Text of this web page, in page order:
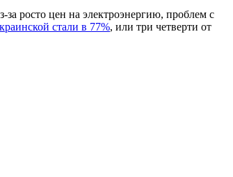
за росто цен на электроэнергию, проблем с
стали в 77%, или три четверти от